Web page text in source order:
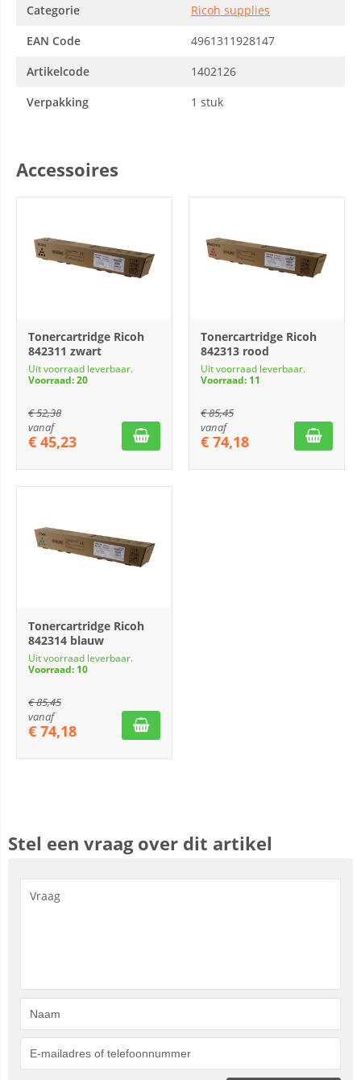
Categorie
Ricoh supplies
EAN Code
4961311928147
Artikelcode
1402126
Verpakking
1 stuk
Accessoires
Tonercartridge Ricoh
842311 zwart
Uit voorraad leverbaar.
Voorraad: 20
€52,38
vanaf
€ 45,23
Tonercartridge Ricoh
842313 rood
Uit voorraad leverbaar.
Voorraad: 11
€85,45
vanaf
€ 74,18
Tonercartridge Ricoh
842314 blauw
Uit voorraad leverbaar.
Voorraad: 10
€85,45
vanaf
€ 74,18
Stel een vraag over dit artikel